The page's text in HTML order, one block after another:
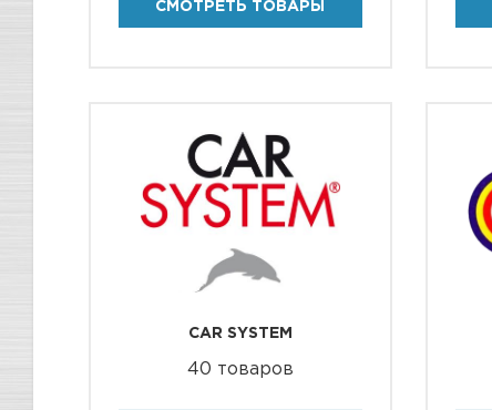
СМОТРЕТЬ ТОВАРЫ
CAR SYSTEM
40 товаров